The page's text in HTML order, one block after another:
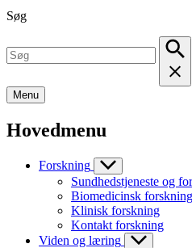
Søg
Menu
Hovedmenu
Forskning
Sundhedstjeneste og
Biomedicinsk forskning
Klinisk forskning
Kontakt forskning
Viden og læring